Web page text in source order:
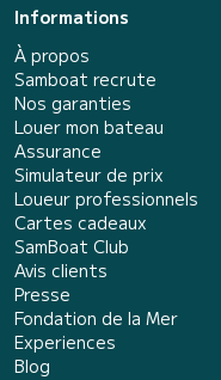
Informations
À propos
Samboat recrute
Nos garanties
Louer mon bateau
Assurance
Simulateur de prix
Loueur professionnels
Cartes cadeaux
SamBoat Club
Avis clients
Presse
Fondation de la Mer
Experiences
Blog